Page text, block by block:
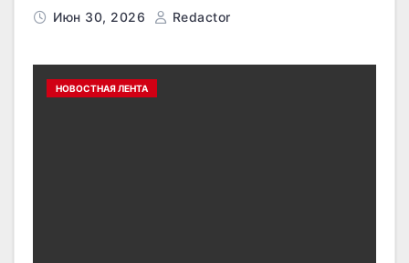
Июн 30, 2026 Redactor
НОВОСТНАЯ ЛЕНТА